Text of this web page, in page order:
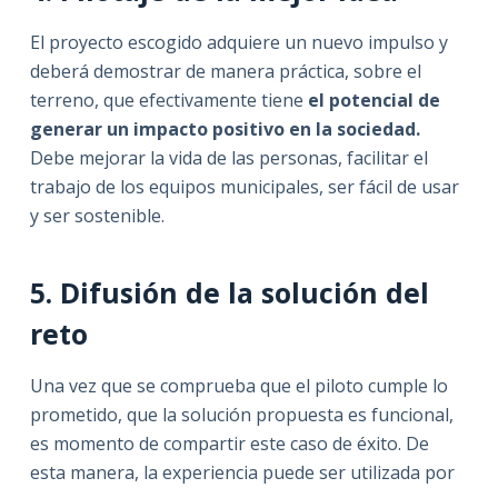
El proyecto escogido adquiere un nuevo impulso y
deberá demostrar de manera práctica, sobre el
terreno, que efectivamente tiene el potencial de
generar un impacto positivo en la sociedad.
Debe mejorar la vida de las personas, facilitar el
trabajo de los equipos municipales, ser fácil de usar
y ser sostenible.
5. Difusión de la solución del
reto
Una vez que se comprueba que el piloto cumple lo
prometido, que la solución propuesta es funcional,
es momento de compartir este caso de éxito. De
esta manera, la experiencia puede ser utilizada por